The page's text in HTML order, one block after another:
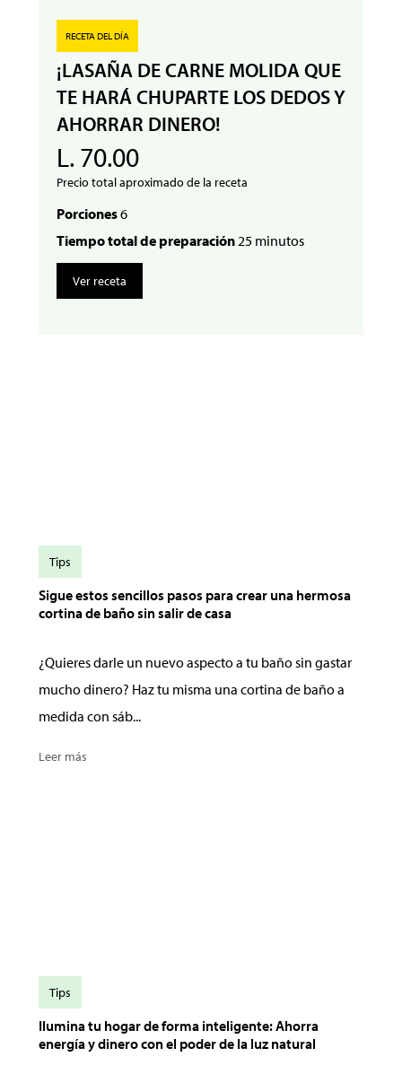
RECETA DEL DÍA
¡LASAÑA DE CARNE MOLIDA QUE
TE HARÁ CHUPARTE LOS DEDOS Y
AHORRAR DINERO!
L. 70.00
Precio total aproximado de la receta
Porciones6
Tiempo total de preparación25 minutos
Ver receta
Sigue estos sencillos pasos para crear una hermosa
cortina de baño sin salir de casa
¿Quieres darle un nuevo aspecto a tu baño sin gastar
mucho dinero? Haz tu misma una cortina de baño a
medida con sáb...
Leer más
Tips
Ilumina tu hogar de forma inteligente: Ahorra
energía y dinero con el poder de la luz natural
Tips